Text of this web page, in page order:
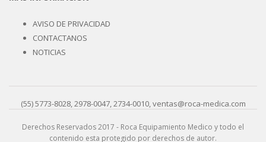
AVISO DE PRIVACIDAD
CONTACTANOS
NOTICIAS
(55) 5773-8028, 2978-0047, 2734-0010, ventas@roca-medica.com
Derechos Reservados 2017 - Roca Equipamiento Medico y todo el
contenido esta protegido por derechos de autor.